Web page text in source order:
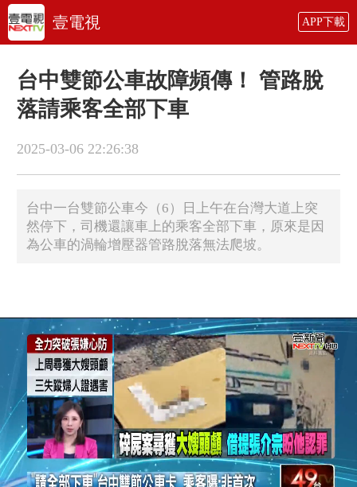
壹電視 APP下載
台中雙節公車故障頻傳！ 管路脫
落請乘客全部下車
2025-03-06 22:26:38
台中一台雙節公車今（6）日上午在台灣大道上突
然停下，司機還讓車上的乘客全部下車，原來是因
為公車的渦輪增壓器管路脫落無法爬坡。